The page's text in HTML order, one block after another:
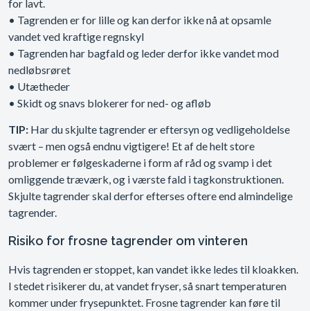
for lavt.
• Tagrenden er for lille og kan derfor ikke nå at opsamle
vandet ved kraftige regnskyl
• Tagrenden har bagfald og leder derfor ikke vandet mod
nedløbsrøret
• Utætheder
• Skidt og snavs blokerer for ned- og afløb
TIP: Har du skjulte tagrender er eftersyn og vedligeholdelse
svært – men også endnu vigtigere! Et af de helt store
problemer er følgeskaderne i form af råd og svamp i det
omliggende træværk, og i værste fald i tagkonstruktionen.
Skjulte tagrender skal derfor efterses oftere end almindelige
tagrender.
Risiko for frosne tagrender om vinteren
Hvis tagrenden er stoppet, kan vandet ikke ledes til kloakken.
I stedet risikerer du, at vandet fryser, så snart temperaturen
kommer under frysepunktet. Frosne tagrender kan føre til